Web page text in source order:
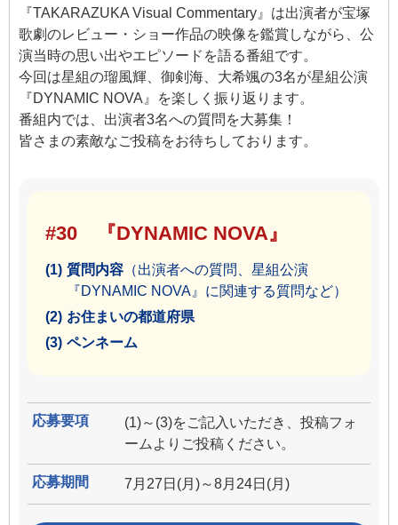
『TAKARAZUKA Visual Commentary』は出演者が宝塚
歌劇のレビュー・ショー作品の映像を鑑賞しながら、公
演当時の思い出やエピソードを語る番組です。
今回は星組の瑠風輝、御剣海、大希颯の3名が星組公演
『DYNAMIC NOVA』を楽しく振り返ります。
番組内では、出演者3名への質問を大募集！
皆さまの素敵なご投稿をお待ちしております。
#30 『DYNAMIC NOVA』
(1) 質問内容 （出演者への質問、星組公演
『DYNAMIC NOVA』に関連する質問など）
(2) お住まいの都道府県
(3) ペンネーム
応募要項
(1)～(3)をご記入いただき、投稿フォ
ームよりご投稿ください。
応募期間 7月27日(月)～8月24日(月)